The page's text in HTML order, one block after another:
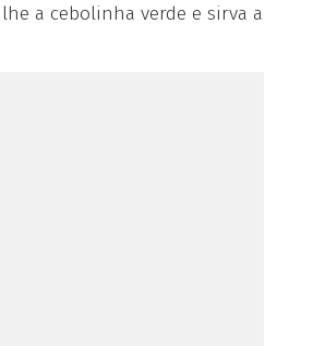
a cebolinha verde e sirva a